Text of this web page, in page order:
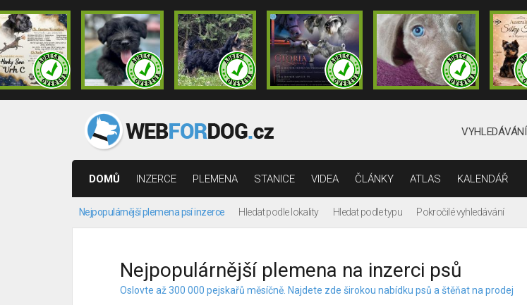
VYHLEDÁVÁNÍ
DOMŮ INZERCE PLEMENA STANICE VIDEA ČLÁNKY ATLAS KALENDÁŘ
Nejpopulárnější plemena psí inzerce Hledat podle lokality Hledat podle typu Pokročilé vyhledávání
Nejpopulárnější plemena na inzerci psů
Oslovte až 300 000 pejskařů měsíčně. Najdete zde širokou nabídku psů a štěňat na prodej